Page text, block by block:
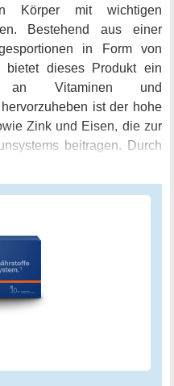
Körper mit wichtigen
Bestehend aus einer
in Form von
bietet dieses Produkt ein
an Vitaminen und
ist der hohe
Zink und Eisen, die zur
beitragen. Durch
7 Trinkampullen &
dass Ihr Körper optimal
zu handhaben und
integriert werden -
Inhalt eines Fläschchens
mit den beiden